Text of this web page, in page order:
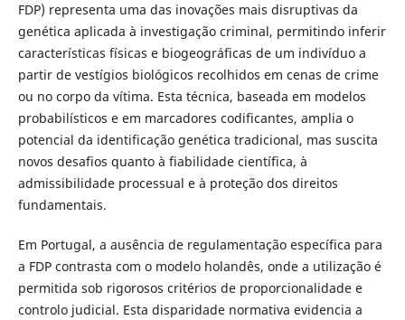
FDP) representa uma das inovações mais disruptivas da
genética aplicada à investigação criminal, permitindo inferir
características físicas e biogeográficas de um indivíduo a
partir de vestígios biológicos recolhidos em cenas de crime
ou no corpo da vítima. Esta técnica, baseada em modelos
probabilísticos e em marcadores codificantes, amplia o
potencial da identificação genética tradicional, mas suscita
novos desafios quanto à fiabilidade científica, à
admissibilidade processual e à proteção dos direitos
fundamentais.
Em Portugal, a ausência de regulamentação específica para
a FDP contrasta com o modelo holandês, onde a utilização é
permitida sob rigorosos critérios de proporcionalidade e
controlo judicial. Esta disparidade normativa evidencia a